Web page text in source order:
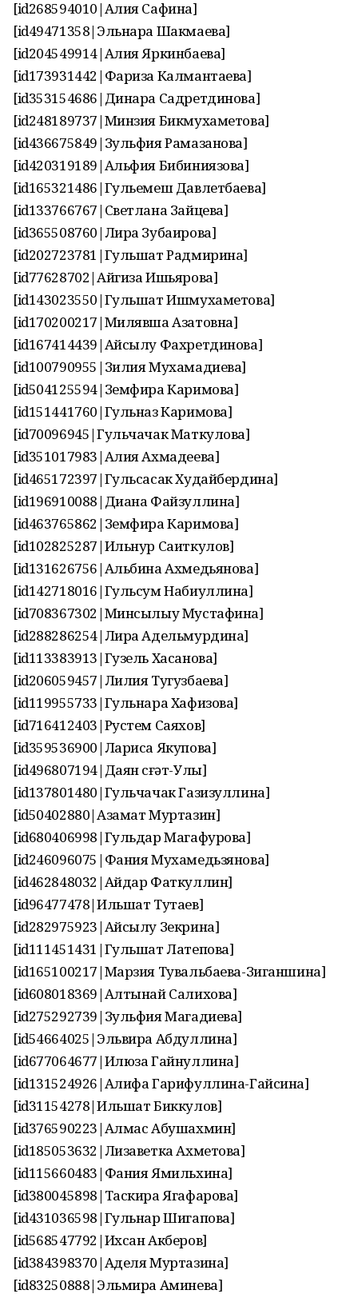
[id268594010|Алия Сафина]
[id49471358|Эльнара Шакмаева]
[id204549914|Алия Яркинбаева]
[id173931442|Фариза Калмантаева]
[id353154686|Динара Садретдинова]
[id248189737|Минзия Бикмухаметова]
[id436675849|Зульфия Рамазанова]
[id420319189|Альфия Бибиниязова]
[id165321486|Гульемеш Давлетбаева]
[id133766767|Светлана Зайцева]
[id365508760|Лира Зубаирова]
[id202723781|Гульшат Радмирина]
[id77628702|Айгиза Ишьярова]
[id143023550|Гульшат Ишмухаметова]
[id170200217|Милявша Азатовна]
[id167414439|Айсылу Фахретдинова]
[id100790955|Зилия Мухамадиева]
[id504125594|Земфира Каримова]
[id151441760|Гульназ Каримова]
[id70096945|Гульчачак Маткулова]
[id351017983|Алия Ахмадеева]
[id465172397|Гульсасак Худайбердина]
[id196910088|Диана Файзуллина]
[id463765862|Земфира Каримова]
[id102825287|Ильнур Саиткулов]
[id131626756|Альбина Ахмедьянова]
[id142718016|Гульсум Набиуллина]
[id708367302|Минсылыу Мустафина]
[id288286254|Лира Адельмурдина]
[id113383913|Гузель Хасанова]
[id206059457|Лилия Тугузбаева]
[id119955733|Гульнара Хафизова]
[id716412403|Рустем Саяхов]
[id359536900|Лариса Якупова]
[id496807194|Даян Әсғәт-Улы]
[id137801480|Гульчачак Газизуллина]
[id50402880|Азамат Муртазин]
[id680406998|Гульдар Магафурова]
[id246096075|Фания Мухамедьзянова]
[id462848032|Айдар Фаткуллин]
[id96477478|Ильшат Тутаев]
[id282975923|Айсылу Зекрина]
[id111451431|Гульшат Латепова]
[id165100217|Марзия Тувальбаева-Зиганшина]
[id608018369|Алтынай Салихова]
[id275292739|Зульфия Магадиева]
[id54664025|Эльвира Абдуллина]
[id677064677|Илюза Гайнуллина]
[id131524926|Алифа Гарифуллина-Гайсина]
[id31154278|Ильшат Биккулов]
[id376590223|Алмас Абушахмин]
[id185053632|Лизаветка Ахметова]
[id115660483|Фания Ямильхина]
[id380045898|Таскира Ягафарова]
[id431036598|Гульнар Шигапова]
[id568547792|Ихсан Акберов]
[id384398370|Аделя Муртазина]
[id83250888|Эльмира Аминева]